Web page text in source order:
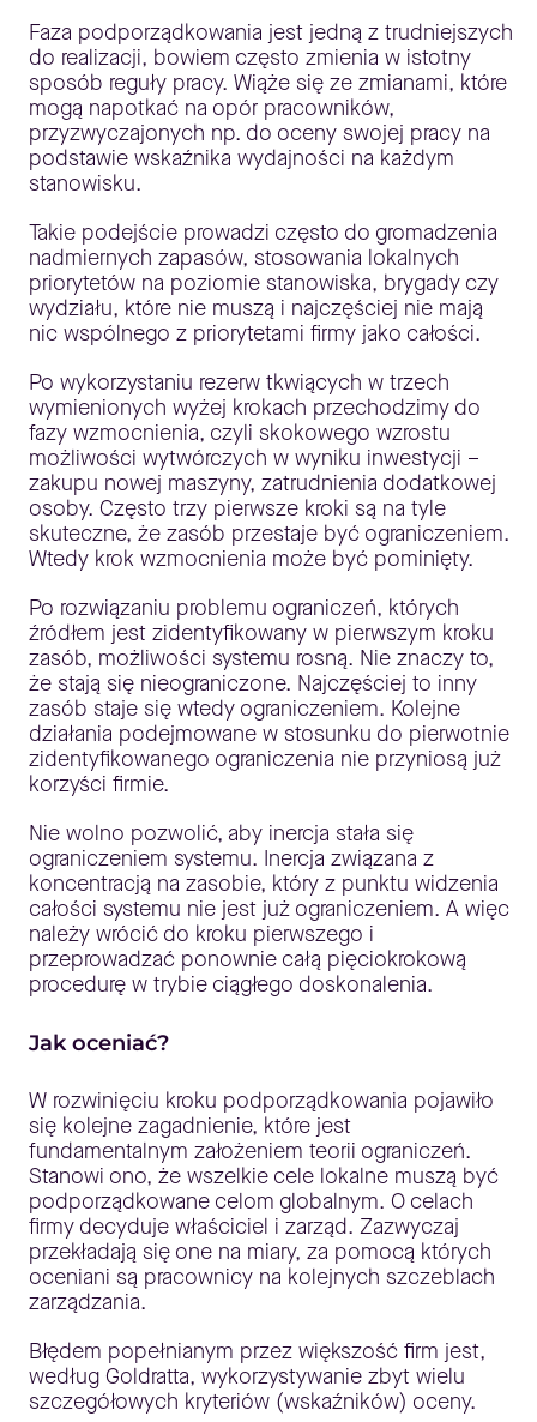
Faza podporządkowania jest jedną z trudniejszych
do realizacji, bowiem często zmienia w istotny
sposób reguły pracy. Wiąże się ze zmianami, które
mogą napotkać na opór pracowników,
przyzwyczajonych np. do oceny swojej pracy na
podstawie wskaźnika wydajności na każdym
stanowisku.
Takie podejście prowadzi często do gromadzenia
nadmiernych zapasów, stosowania lokalnych
priorytetów na poziomie stanowiska, brygady czy
wydziału, które nie muszą i najczęściej nie mają
nic wspólnego z priorytetami firmy jako całości.
Po wykorzystaniu rezerw tkwiących w trzech
wymienionych wyżej krokach przechodzimy do
fazy wzmocnienia, czyli skokowego wzrostu
możliwości wytwórczych w wyniku inwestycji –
zakupu nowej maszyny, zatrudnienia dodatkowej
osoby. Często trzy pierwsze kroki są na tyle
skuteczne, że zasób przestaje być ograniczeniem.
Wtedy krok wzmocnienia może być pominięty.
Po rozwiązaniu problemu ograniczeń, których
źródłem jest zidentyfikowany w pierwszym kroku
zasób, możliwości systemu rosną. Nie znaczy to,
że stają się nieograniczone. Najczęściej to inny
zasób staje się wtedy ograniczeniem. Kolejne
działania podejmowane w stosunku do pierwotnie
zidentyfikowanego ograniczenia nie przyniosą już
korzyści firmie.
Nie wolno pozwolić, aby inercja stała się
ograniczeniem systemu. Inercja związana z
koncentracją na zasobie, który z punktu widzenia
całości systemu nie jest już ograniczeniem. A więc
należy wrócić do kroku pierwszego i
przeprowadzać ponownie całą pięciokrokową
procedurę w trybie ciągłego doskonalenia.
Jak oceniać?
W rozwinięciu kroku podporządkowania pojawiło
się kolejne zagadnienie, które jest
fundamentalnym założeniem teorii ograniczeń.
Stanowi ono, że wszelkie cele lokalne muszą być
podporządkowane celom globalnym. O celach
firmy decyduje właściciel i zarząd. Zazwyczaj
przekładają się one na miary, za pomocą których
oceniani są pracownicy na kolejnych szczeblach
zarządzania.
Błędem popełnianym przez większość firm jest,
według Goldratta, wykorzystywanie zbyt wielu
szczegółowych kryteriów (wskaźników) oceny.